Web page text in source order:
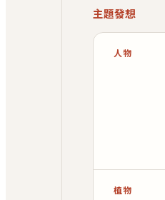
主題發想
人物
植物